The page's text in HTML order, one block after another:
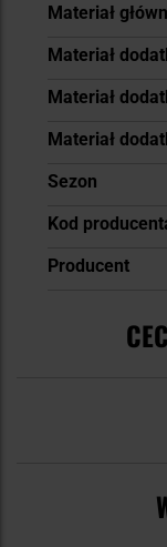
Materiał
Materiał
Materiał
Materiał
Sezon
Kod
Producent